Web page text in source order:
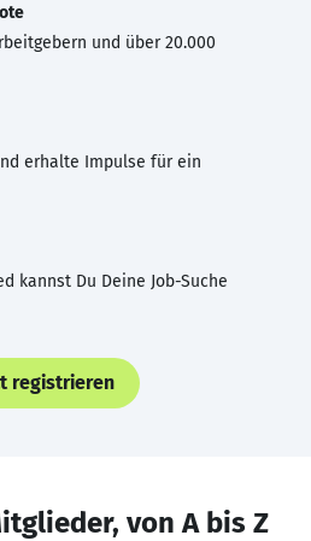
und über 20.000
erhalte Impulse für ein
kannst Du Deine Job-Suche
registrieren
von A bis Z